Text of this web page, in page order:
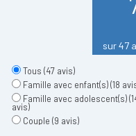
sur 47
Tous (47 avis)
Famille avec enfant(s)(18
Famille avec adolescent(s)
avis)
Couple (9 avis)